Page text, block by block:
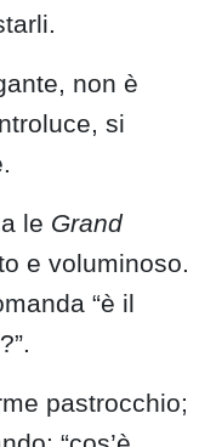
non è
si
le Grand
e voluminoso.
“è il
pastrocchio;